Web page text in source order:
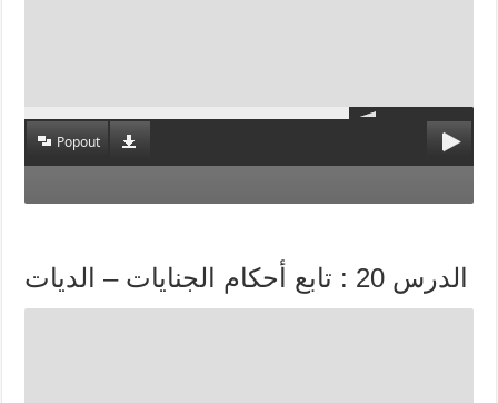
Popout
الدرس 20 : تابع أحكام الجنايات – الديات